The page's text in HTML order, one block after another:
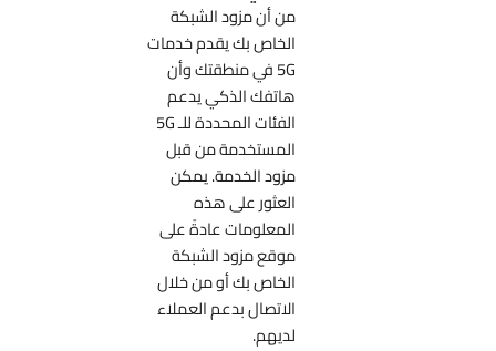
من أن مزود الشبكة
الخاص بك يقدم خدمات
5G في منطقتك وأن
هاتفك الذكي يدعم
الفئات المحددة للـ 5G
المستخدمة من قبل
مزود الخدمة. يمكن
العثور على هذه
المعلومات عادةً على
موقع مزود الشبكة
الخاص بك أو من خلال
الاتصال بدعم العملاء
لديهم.